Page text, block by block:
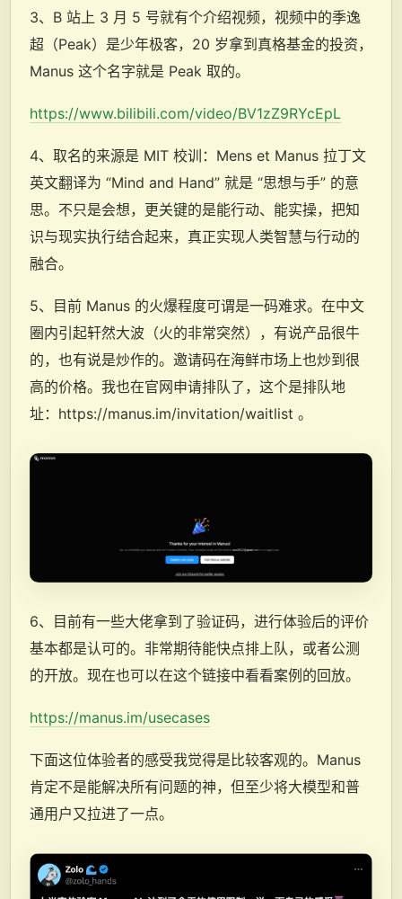
3、B 站上 3 月 5 号就有个介绍视频，视频中的季逸
超（Peak）是少年极客，20 岁拿到真格基金的投资，
Manus 这个名字就是 Peak 取的。
https://www.bilibili.com/video/BV1zZ9RYcEpL
4、取名的来源是 MIT 校训：Mens et Manus 拉丁文
英文翻译为 “Mind and Hand” 就是 “思想与手” 的意
思。不只是会想，更关键的是能行动、能实操，把知
识与现实执行结合起来，真正实现人类智慧与行动的
融合。
5、目前 Manus 的火爆程度可谓是一码难求。在中文
圈内引起轩然大波（火的非常突然），有说产品很牛
的，也有说是炒作的。邀请码在海鲜市场上也炒到很
高的价格。我也在官网申请排队了，这个是排队地
址：https://manus.im/invitation/waitlist 。
6、目前有一些大佬拿到了验证码，进行体验后的评价
基本都是认可的。非常期待能快点排上队，或者公测
的开放。现在也可以在这个链接中看看案例的回放。
https://manus.im/usecases
下面这位体验者的感受我觉得是比较客观的。Manus
肯定不是能解决所有问题的神，但至少将大模型和普
通用户又拉进了一点。